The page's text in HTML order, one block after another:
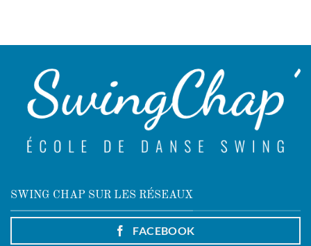
SWING CHAP SUR LES RÉSEAUX
FACEBOOK